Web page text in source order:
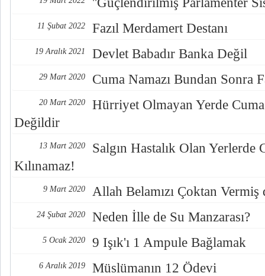
11 Şubat 2022 Fazıl Merdamert Destanı
19 Aralık 2021 Devlet Babadır Banka Değil
29 Mart 2020 Cuma Namazı Bundan Sonra
20 Mart 2020
Hürriyet Olmayan Yerde
Değildir
13 Mart 2020
Salgın Hastalık Olan Yerlerde
Kılınamaz!
9 Mart 2020 Allah Belamızı Çoktan
24 Şubat 2020 Neden İlle de Su Manzarası?
5 Ocak 2020 9 Işık'ı 1 Ampule Bağlamak
6 Aralık 2019 Müslümanın 12 Ödevi